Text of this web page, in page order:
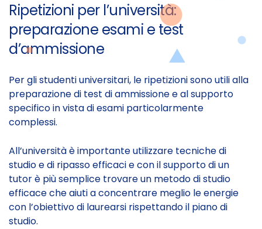
Ripetizioni per l’università:
preparazione esami e test
d’ammissione
Per gli studenti universitari, le ripetizioni sono utili alla
preparazione di test di ammissione e al supporto
specifico in vista di esami particolarmente
complessi.
All’università è importante utilizzare tecniche di
studio e di ripasso efficaci e con il supporto di un
tutor è più semplice trovare un metodo di studio
efficace che aiuti a concentrare meglio le energie
con l’obiettivo di laurearsi rispettando il piano di
studio.